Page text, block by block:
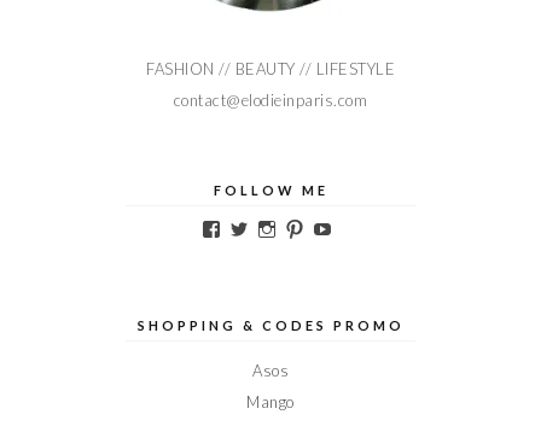
FASHION // BEAUTY // LIFESTYLE
contact@elodieinparis.com
FOLLOW ME
Voir
sur
Voir
sur
Voir
sur
Voir
sur sur
SHOPPING & CODES PROMO
Asos
Mango